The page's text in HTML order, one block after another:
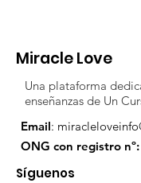
Miracle Love
Una plataforma
enseñanzas de Un
Email:
ONG con registro nº:
Síguenos